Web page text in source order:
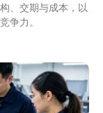
、交期与成本，以
争力。